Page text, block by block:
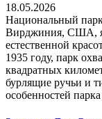
18.05.2026
Национальный
Вирджиния, США,
естественной
1935 году, парк
квадратных
бурлящие ручьи и
особенностей